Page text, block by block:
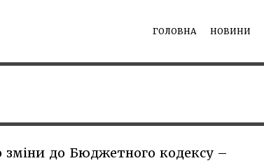
ГОЛОВНА НОВИНИ
зміни до Бюджетного кодексу –